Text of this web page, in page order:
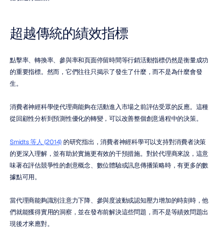
超越傳統的績效指標
點擊率、轉換率、參與率和頁面停留時間等行銷活動指標仍然是衡量成功
的重要指標。然而，它們往往只揭示了發生了什麼，而不是為什麼會發
生。
消費者神經科學使代理商能夠在活動進入市場之前評估受眾的反應。這種
從回顧性分析到預測性優化的轉變，可以改善整個創意過程中的決策。
Smidts 等人 (2014) 的研究指出，消費者神經科學可以支持對消費者決策
的更深入理解，並有助於實施更有效的干預措施。對於代理商來說，這意
味著在評估競爭性的創意概念、數位體驗或訊息傳播策略時，有更多的數
據點可用。
當代理商能夠識別注意力下降、參與度波動或認知壓力增加的時刻時，他
們就能獲得實用的洞察，並在發布前解決這些問題，而不是等績效問題出
現後才來應對。